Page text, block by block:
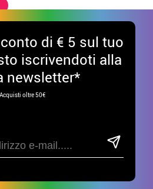
di € 5 sul tuo
iscrivendoti alla
newsletter*
oltre 50€